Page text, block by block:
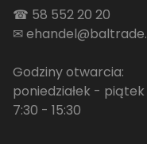
☎ 58 552 20 20
✉
Godziny otwarcia:
poniedziałek - piątek
7:30 - 15:30